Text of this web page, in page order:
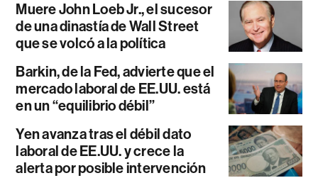
Muere John Loeb Jr., el sucesor
de una dinastía de Wall Street
que se volcó a la política
Barkin, de la Fed, advierte que el
mercado laboral de EE.UU. está
en un “equilibrio débil”
Yen avanza tras el débil dato
laboral de EE.UU. y crece la
alerta por posible intervención